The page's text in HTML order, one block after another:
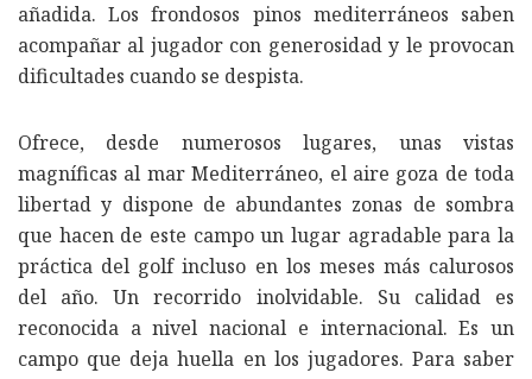
añadida. Los frondosos pinos mediterráneos saben
acompañar al jugador con generosidad y le provocan
dificultades cuando se despista.
Ofrece, desde numerosos lugares, unas vistas
magníficas al mar Mediterráneo, el aire goza de toda
libertad y dispone de abundantes zonas de sombra
que hacen de este campo un lugar agradable para la
práctica del golf incluso en los meses más calurosos
del año. Un recorrido inolvidable. Su calidad es
reconocida a nivel nacional e internacional. Es un
campo que deja huella en los jugadores. Para saber